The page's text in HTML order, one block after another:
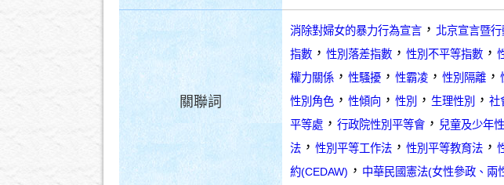
關聯詞
消除對婦女的暴力行為宣言， 北京宣言暨
指數， 性別落差指數， 性別不平等指數，
權力關係， 性騷擾， 性霸凌， 性別隔離，
性別角色， 性傾向 ， 性別 ， 生理性別 ， 社
平等處， 行政院性別平等會， 兒童及少年
法， 性別平等工作法， 性別平等教育法，
約(CEDAW) ， 中華民國憲法(女性參政、兩